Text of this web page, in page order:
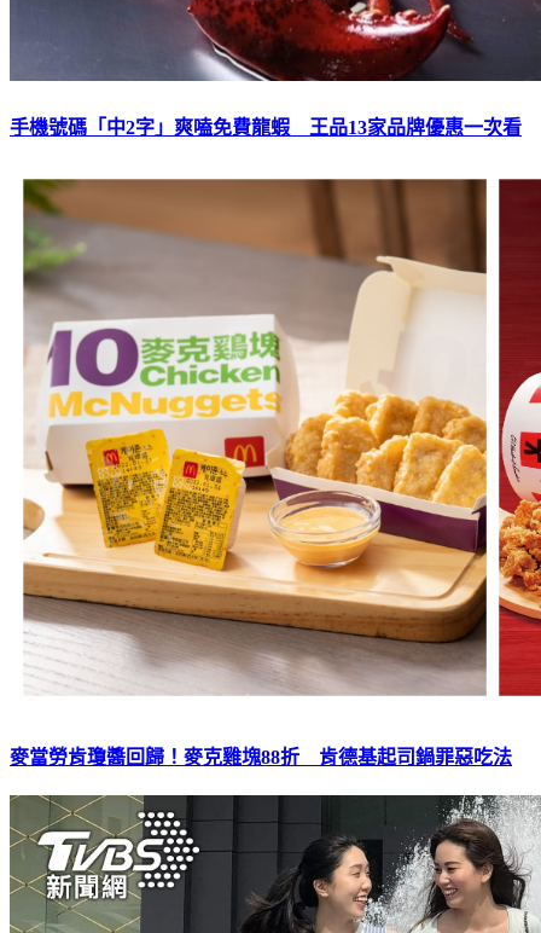
手機號碼「中2字」爽嗑免費龍蝦 王品13家品牌優惠一次看
麥當勞肯瓊醬回歸！麥克雞塊88折 肯德基起司鍋罪惡吃法